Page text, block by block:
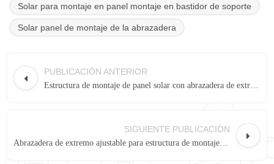
Solar para montaje en panel montaje en bastidor de soporte
Solar panel de montaje de la abrazadera
PUBLICACIÓN ANTERIOR
SIGUIENTE PUBLICACIÓN